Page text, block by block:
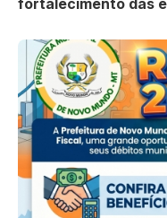
fortalecimento das